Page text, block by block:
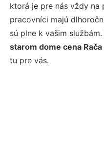
ktorá je pre nás vždy na
pracovníci majú
sú plne k vašim službám.
starom dome cena Rača
tu pre vás.